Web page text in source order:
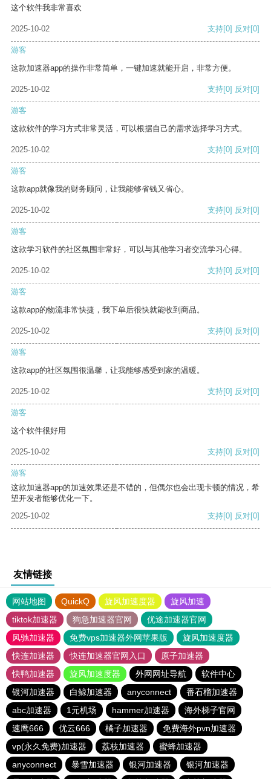
这个软件我非常喜欢
2025-10-02 支持[0] 反对[0]
游客
这款加速器app的操作非常简单，一键加速就能开启，非常方便。
2025-10-02 支持[0] 反对[0]
游客
这款软件的学习方式非常灵活，可以根据自己的需求选择学习方式。
2025-10-02 支持[0] 反对[0]
游客
这款app就像我的财务顾问，让我能够省钱又省心。
2025-10-02 支持[0] 反对[0]
游客
这款学习软件的社区氛围非常好，可以与其他学习者交流学习心得。
2025-10-02 支持[0] 反对[0]
游客
这款app的物流非常快捷，我下单后很快就能收到商品。
2025-10-02 支持[0] 反对[0]
游客
这款app的社区氛围很温馨，让我能够感受到家的温暖。
2025-10-02 支持[0] 反对[0]
游客
这个软件很好用
2025-10-02 支持[0] 反对[0]
游客
这款加速器app的加速效果还是不错的，但偶尔也会出现卡顿的情况，希
望开发者能够优化一下。
2025-10-02
支持[0] 反对[0]
友情链接
网站地图 QuickQ 旋风加速度器
旋风加速
tiktok加速器
狗急加速器官网
优途加速器官网
风驰加速器
免费vps加速器外网苹果版
旋风加速度器
快连加速器
快连加速器官网入口
原子加速器
快鸭加速器
旋风加速度器 外网网址导航
软件中心
银河加速器
白鲸加速器 anyconnect
番石榴加速器
abc加速器
1元机场 hammer加速器
海外梯子官网
速鹰666
优云666 橘子加速器
免费海外pvn加速器
vp(永久免费)加速器
荔枝加速器
蜜蜂加速器
anyconnect
暴雪加速器 银河加速器
银河加速器